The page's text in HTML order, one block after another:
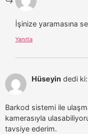
İşinize yaramasına
Yanıtla
Hüseyin dedi ki:
Barkod sistemi ile
kamerasıyla
tavsiye ederim.